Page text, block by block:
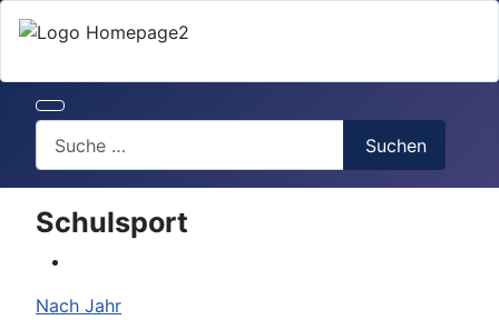
Suchen
Schulsport
Nach Jahr